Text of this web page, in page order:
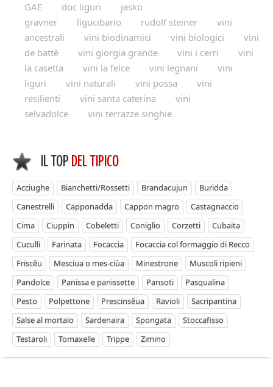
GAE
doc liguri
jasko
gravner
ligucibario rudolf steiner
vini
ancestrali
vini biodinamici vini biologici
vini
de battè
vini giorgia grande vini i cerri
vini
la casetta
vini la felce vini legnani
vini
liguri
vini naturali vini possa
vini
resilienti
vini santa caterina
vini
selvadolce
vini terrazze singhie
IL TOP DEL TIPICO
Acciughe Bianchetti/Rossetti Brandacujun
Buridda
Canestrelli
Capponadda Cappon magro
Castagnaccio
Cima
Ciuppin Cobeletti Coniglio Corzetti
Cubaita
Cuculli
Farinata Focaccia
Focaccia col formaggio di Recco
Friscêu
Mesciua o mes-ciùa Minestrone
Muscoli ripieni
Pandolce
Panissa e panissette Pansoti
Pasqualina
Pesto
Polpettone Prescinsêua Ravioli
Sacripantina
Salse al mortaio
Sardenaira Spongata
Stoccafisso
Testaroli
Tomaxelle Trippe Zimino